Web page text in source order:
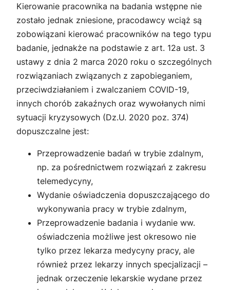
Kierowanie pracownika na badania wstępne nie
zostało jednak zniesione, pracodawcy wciąż są
zobowiązani kierować pracowników na tego typu
badanie, jednakże na podstawie z art. 12a ust. 3
ustawy z dnia 2 marca 2020 roku o szczególnych
rozwiązaniach związanych z zapobieganiem,
przeciwdziałaniem i zwalczaniem COVID-19,
innych chorób zakaźnych oraz wywołanych nimi
sytuacji kryzysowych (Dz.U. 2020 poz. 374)
dopuszczalne jest:
Przeprowadzenie badań w trybie zdalnym,
np. za pośrednictwem rozwiązań z zakresu
telemedycyny,
Wydanie oświadczenia dopuszczającego do
wykonywania pracy w trybie zdalnym,
Przeprowadzenie badania i wydanie ww.
oświadczenia możliwe jest okresowo nie
tylko przez lekarza medycyny pracy, ale
również przez lekarzy innych specjalizacji –
jednak orzeczenie lekarskie wydane przez